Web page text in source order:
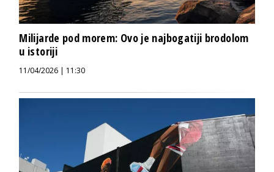
Milijarde pod morem: Ovo je najbogatiji brodolom
u istoriji
11/04/2026 | 11:30